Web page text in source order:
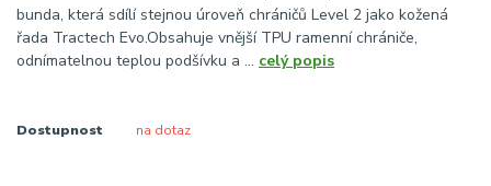
bunda, která sdílí stejnou úroveň chráničů Level 2 jako kožená
řada Tractech Evo.Obsahuje vnější TPU ramenní chrániče,
odnímatelnou teplou podšívku a ... celý popis
Dostupnost na dotaz